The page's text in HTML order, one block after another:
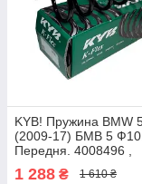
KYB! Пружина BMW
(2009-17) БМВ 5 Ф10.
Передня. 4008496 ,
RA3396 , 993849.
1 288 ₴ 1 610 ₴